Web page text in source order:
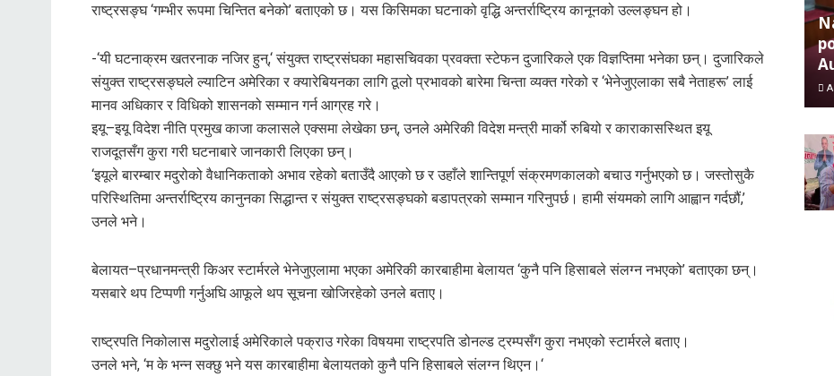
राष्ट्रसङ्घ ‘गम्भीर रूपमा चिन्तित बनेको’ बताएको छ। यस किसिमका घटनाको वृद्धि अन्तर्राष्ट्रिय कानूनको उल्लङ्घन हो।
-‘यी घटनाक्रम खतरनाक नजिर हुन्,‘ संयुक्त राष्ट्रसंघका महासचिवका प्रवक्ता स्टेफन दुजारिकले एक विज्ञप्तिमा भनेका छन्। दुजारिकले
संयुक्त राष्ट्रसङ्घले ल्याटिन अमेरिका र क्यारेबियनका लागि ठूलो प्रभावको बारेमा चिन्ता व्यक्त गरेको र ‘भेनेजुएलाका सबै नेताहरू’ लाई
मानव अधिकार र विधिको शासनको सम्मान गर्न आग्रह गरे।
इयू–इयू विदेश नीति प्रमुख काजा कलासले एक्समा लेखेका छन्, उनले अमेरिकी विदेश मन्त्री मार्को रुबियो र काराकासस्थित इयू
राजदूतसँग कुरा गरी घटनाबारे जानकारी लिएका छन्।
‘इयूले बारम्बार मदुरोको वैधानिकताको अभाव रहेको बताउँदै आएको छ र उहाँले शान्तिपूर्ण संक्रमणकालको बचाउ गर्नुभएको छ। जस्तोसुकै
परिस्थितिमा अन्तर्राष्ट्रिय कानुनका सिद्धान्त र संयुक्त राष्ट्रसङ्घको बडापत्रको सम्मान गरिनुपर्छ। हामी संयमको लागि आह्वान गर्दछौं,’
उनले भने।
बेलायत–प्रधानमन्त्री किअर स्टार्मरले भेनेजुएलामा भएका अमेरिकी कारबाहीमा बेलायत ‘कुनै पनि हिसाबले संलग्न नभएको’ बताएका छन्।
यसबारे थप टिप्पणी गर्नुअघि आफूले थप सूचना खोजिरहेको उनले बताए।
राष्ट्रपति निकोलास मदुरोलाई अमेरिकाले पक्राउ गरेका विषयमा राष्ट्रपति डोनल्ड ट्रम्पसँग कुरा नभएको स्टार्मरले बताए।
उनले भने, ‘म के भन्न सक्छु भने यस कारबाहीमा बेलायतको कुनै पनि हिसाबले संलग्न थिएन।‘